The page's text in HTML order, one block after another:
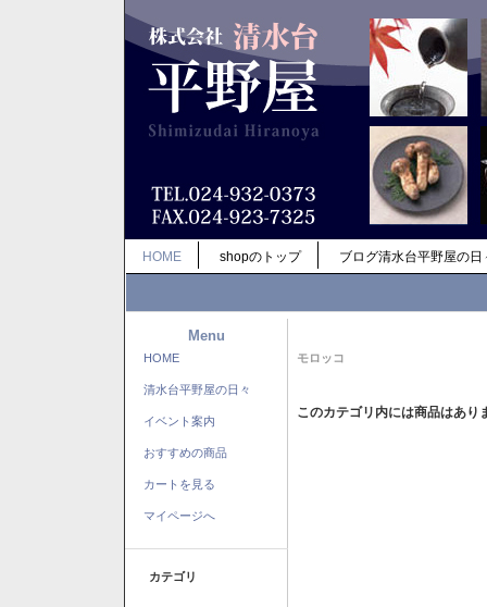
HOME shopのトップ ブログ清水台平野屋の日
Menu
HOME
清水台平野屋の日々
イベント案内
おすすめの商品
カートを見る
マイページへ
カテゴリ
モロッコ
このカテゴリ内には商品はあり